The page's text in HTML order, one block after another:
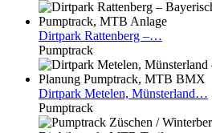
Dirtpark Rattenberg –…
Pumptrack
Dirtpark Metelen, Münsterland…
Pumptrack